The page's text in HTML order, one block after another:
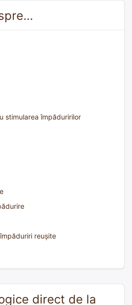
stimularea împăduririlor
reușite
direct de la